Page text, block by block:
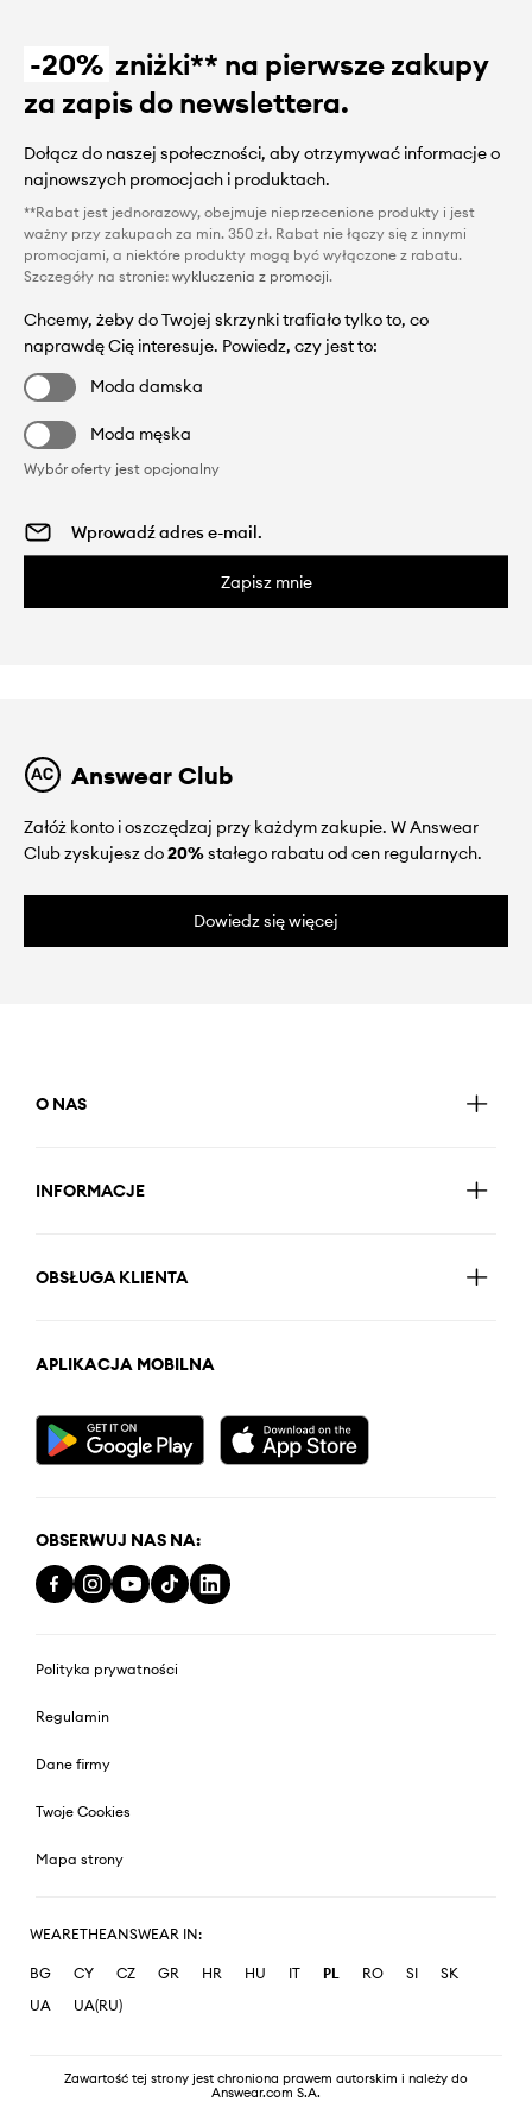
-20% zniżki** na pierwsze zakupy
za zapis do newslettera.
Dołącz do naszej społeczności, aby otrzymywać informacje o
najnowszych promocjach i produktach.
**Rabat jest jednorazowy, obejmuje nieprzecenione produkty i jest
ważny przy zakupach za min. 350 zł. Rabat nie łączy się z innymi
promocjami, a niektóre produkty mogą być wyłączone z rabatu.
Szczegóły na stronie: wykluczenia z promocji.
Chcemy, żeby do Twojej skrzynki trafiało tylko to, co
naprawdę Cię interesuje. Powiedz, czy jest to:
Moda damska
Moda męska
Wybór oferty jest opcjonalny
Zapisz mnie
Answear Club
Załóż konto i oszczędzaj przy każdym zakupie. W Answear
Club zyskujesz do20%stałego rabatu od cen regularnych.
Dowiedz się więcej
O NAS
INFORMACJE
OBSŁUGA KLIENTA
APLIKACJA MOBILNA
OBSERWUJ NAS NA:
Polityka prywatności
Regulamin
Dane firmy
Twoje Cookies
Mapa strony
WEARETHEANSWEAR IN:
BG CY CZ GR HR HU IT PL RO SI
SK
UA
UA(RU)
Zawartość tej strony jest chroniona prawem autorskim i należy do
Answear.com S.A.